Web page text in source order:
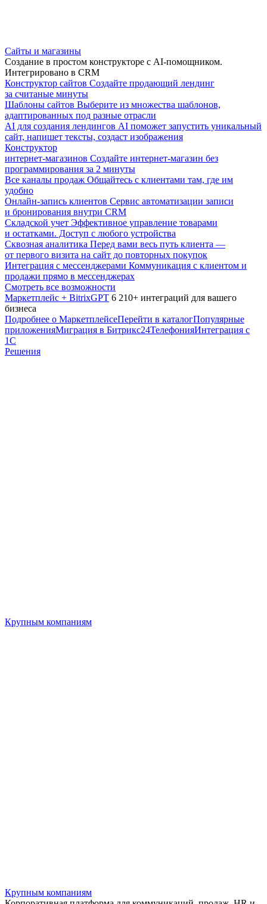
Сайты и магазины
Создание в простом конструкторе с AI-помощником.
Интегрировано в CRM
Конструктор сайтов Создайте продающий лендинг
за считаные минуты
Шаблоны сайтов Выберите из множества шаблонов,
адаптированных под разные отрасли
AI для создания лендингов AI поможет запустить уникальный
сайт, напишет тексты, создаст изображения
Конструктор
интернет-магазинов Создайте интернет-магазин без
программирования за 2 минуты
Все каналы продаж Общайтесь с клиентами там, где им
удобно
Онлайн-запись клиентов Сервис автоматизации записи
и бронирования внутри CRM
Складской учет Эффективное управление товарами
и остатками. Доступ с любого устройства
Сквозная аналитика Перед вами весь путь клиента —
от первого визита на сайт до повторных покупок
Интеграция с мессенджерами Коммуникация с клиентом и
продажи прямо в мессенджерах
Смотреть все возможности
Маркетплейс + BitrixGPT 6 210+ интеграций для вашего
бизнеса
Подробнее о МаркетплейсеПерейти в каталогПопулярные
приложенияМиграция в Битрикс24ТелефонияИнтеграция с
1С
Решения
Крупным компаниям
Крупным компаниям